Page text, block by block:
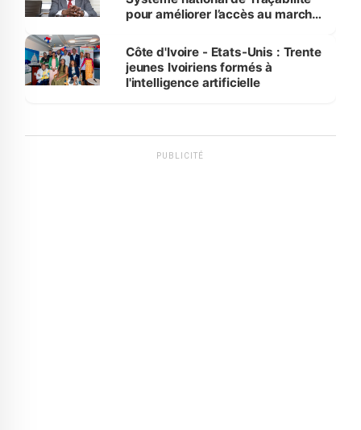
pour améliorer l’accès au marché
Côte d'Ivoire - Etats-Unis : Trente
jeunes Ivoiriens formés à
l'intelligence artificielle
PUBLICITÉ